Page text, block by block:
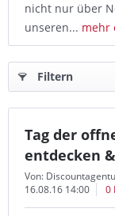
nicht nur über
unseren... mehr
Filtern
Tag der
entdecken
Von:
16.08.16 14:00
0